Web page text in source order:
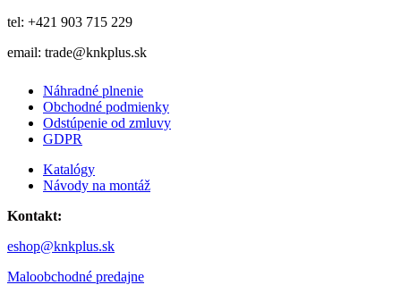
tel: +421 903 715 229
email: trade@knkplus.sk
Náhradné plnenie
Obchodné podmienky
Odstúpenie od zmluvy
GDPR
Katalógy
Návody na montáž
Kontakt:
eshop@knkplus.sk
Maloobchodné predajne